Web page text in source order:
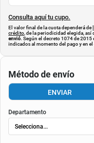
Consulta aquí tu cupo.
El valor final de la cuota dependerá de
crédito , de la periodicidad elegida,
envió. Según el decreto 1074 de
indicados al momento del pago y en
Método de envío
ENVIAR
Departamento